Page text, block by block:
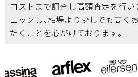
コストまで調査し高額査定を行い
ェックし、相場より少しでも高く
だくことを心がけております。